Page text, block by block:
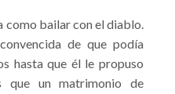
como bailar con el diablo.
de que podía
hasta que él le propuso
que un matrimonio de